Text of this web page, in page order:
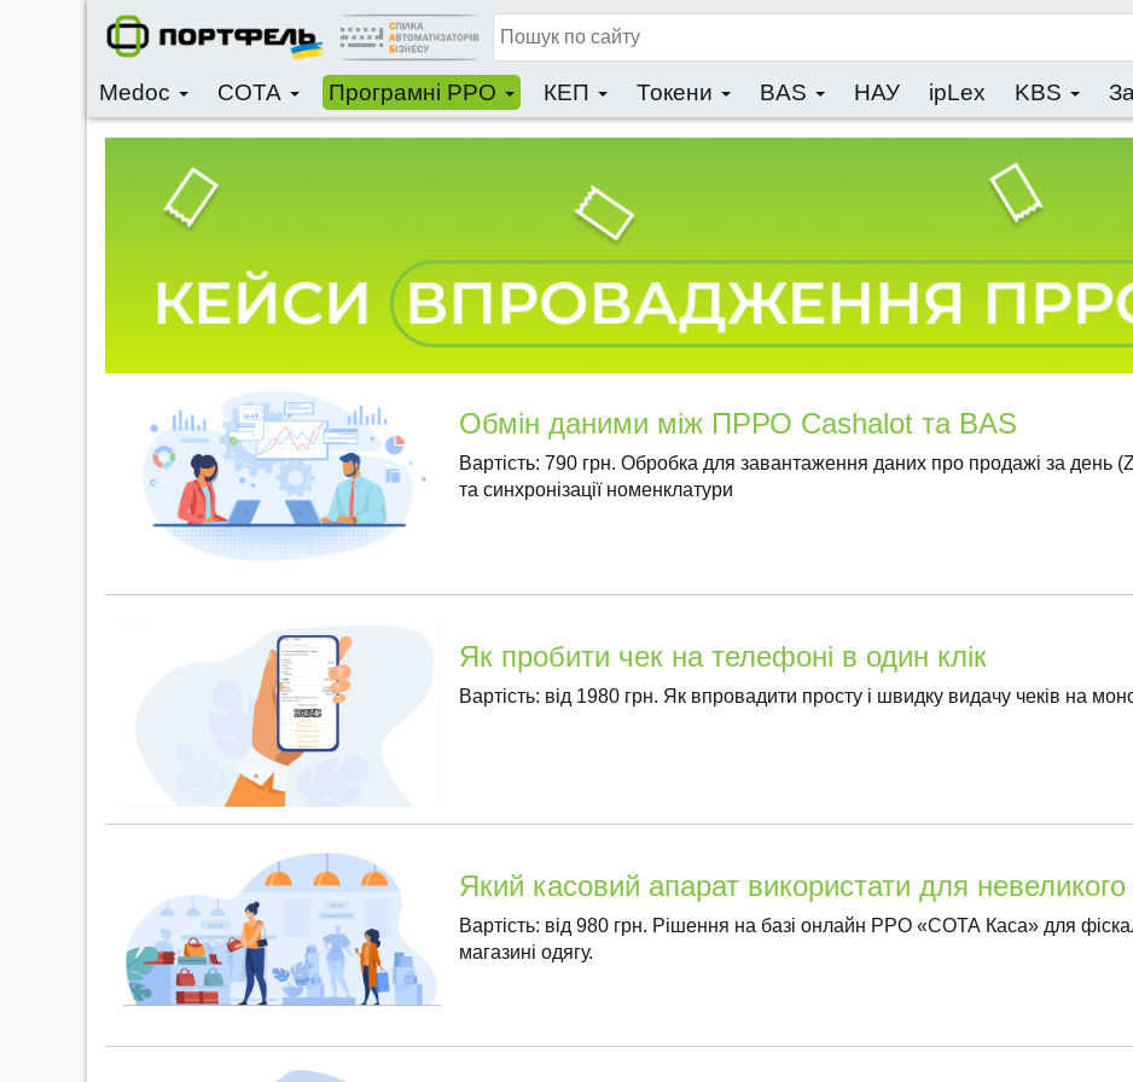
Medoc СОТА Програмні РРО КЕП Токени BAS НАУ ipLex KBS
Обмін даними між ПРРО Cashalot та BAS
Вартість: 790 грн. Обробка для завантаження даних про продажі за день
та синхронізації номенклатури
Як пробити чек на телефоні в один клік
Вартість: від 1980 грн. Як впровадити просту і швидку видачу чеків на
Який касовий апарат використати для невеликого
Вартість: від 980 грн. Рішення на базі онлайн РРО «СОТА Каса» для
магазині одягу.